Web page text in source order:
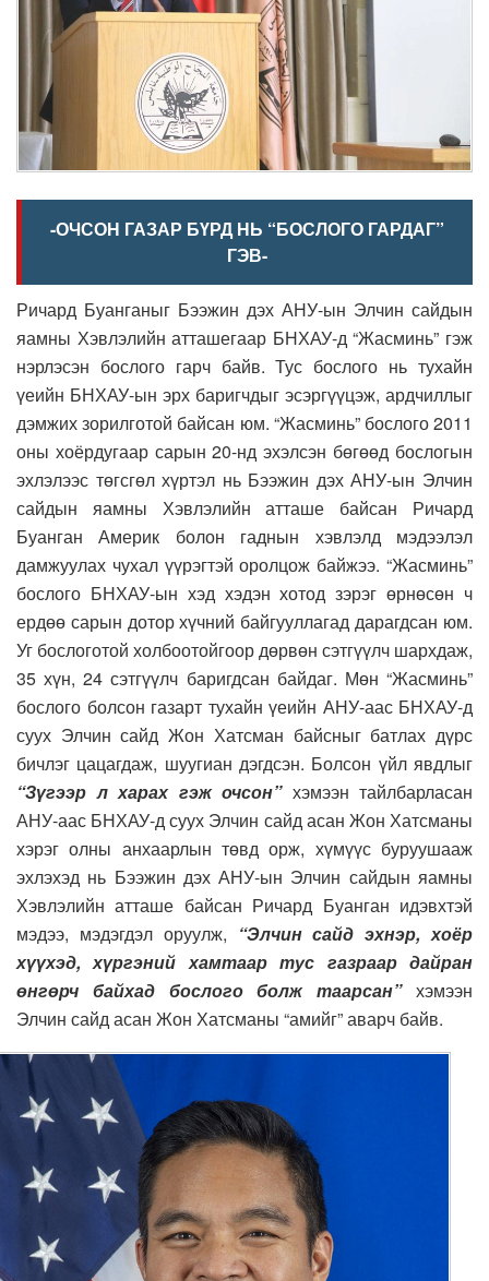
-ОЧСОН ГАЗАР БҮРД НЬ “БОСЛОГО ГАРДАГ”
ГЭВ-
Ричард Буанганыг Бээжин дэх АНУ-ын Элчин сайдын
яамны Хэвлэлийн атташегаар БНХАУ-д “Жасминь” гэж
нэрлэсэн бослого гарч байв. Тус бослого нь тухайн
үеийн БНХАУ-ын эрх баригчдыг эсэргүүцэж, ардчиллыг
дэмжих зорилготой байсан юм. “Жасминь” бослого 2011
оны хоёрдугаар сарын 20-нд эхэлсэн бөгөөд бослогын
эхлэлээс төгсгөл хүртэл нь Бээжин дэх АНУ-ын Элчин
сайдын яамны Хэвлэлийн атташе байсан Ричард
Буанган Америк болон гаднын хэвлэлд мэдээлэл
дамжуулах чухал үүрэгтэй оролцож байжээ. “Жасминь”
бослого БНХАУ-ын хэд хэдэн хотод зэрэг өрнөсөн ч
ердөө сарын дотор хүчний байгууллагад дарагдсан юм.
Уг бослоготой холбоотойгоор дөрвөн сэтгүүлч шархдаж,
35 хүн, 24 сэтгүүлч баригдсан байдаг. Мөн “Жасминь”
бослого болсон газарт тухайн үеийн АНУ-аас БНХАУ-д
суух Элчин сайд Жон Хатсман байсныг батлах дүрс
бичлэг цацагдаж, шуугиан дэгдсэн. Болсон үйл явдлыг
“Зүгээр л харах гэж очсон”хэмээн тайлбарласан
АНУ-аас БНХАУ-д суух Элчин сайд асан Жон Хатсманы
хэрэг олны анхаарлын төвд орж, хүмүүс буруушааж
эхлэхэд нь Бээжин дэх АНУ-ын Элчин сайдын яамны
Хэвлэлийн атташе байсан Ричард Буанган идэвхтэй
мэдээ, мэдэгдэл оруулж, “Элчин сайд эхнэр, хоёр
хүүхэд, хүргэний хамтаар тус газраар дайран
өнгөрч байхад бослого болж таарсан”хэмээн
Элчин сайд асан Жон Хатсманы “амийг” аварч байв.